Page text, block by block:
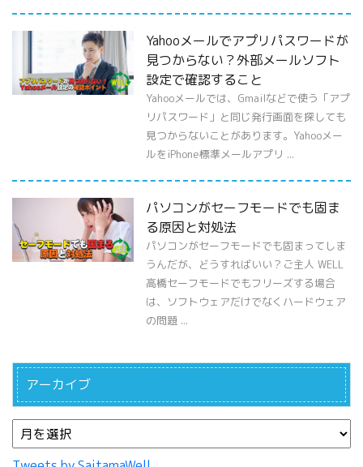
Yahooメールでアプリパスワードが
見つからない？外部メールソフト
設定で確認すること
Yahooメールでは、Gmailなどで使う「アプ
リパスワード」と同じ発行画面を探しても
見つからないことがあります。Yahooメー
ルをiPhone標準メールアプリ ...
パソコンがセーフモードでも固ま
る原因と対処法
パソコンがセーフモードでも固まってしま
うんだが、どうすればいい？ご主人 WELL
高橋セーフモードでもフリーズする場合
は、ソフトウェアだけでなくハードウェア
の問題 ...
アーカイブ